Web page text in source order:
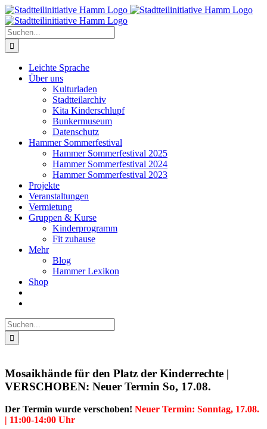
Zum
Inhalt
springen
Suche
nach:
Leichte Sprache
Über uns
Kulturladen
Stadtteilarchiv
Kita Kinderschlupf
Bunkermuseum
Datenschutz
Hammer Sommerfestival
Hammer Sommerfestival 2025
Hammer Sommerfestival 2024
Hammer Sommerfestival 2023
Projekte
Veranstaltungen
Vermietung
Gruppen & Kurse
Kinderprogramm
Fit zuhause
Mehr
Blog
Hammer Lexikon
Shop
Suche
nach:
Mosaikhände für den Platz der Kinderrechte |
VERSCHOBEN: Neuer Termin So, 17.08.
Der Termin wurde verschoben! Neuer Termin: Sonntag, 17.08.
| 11:00-14:00 Uhr